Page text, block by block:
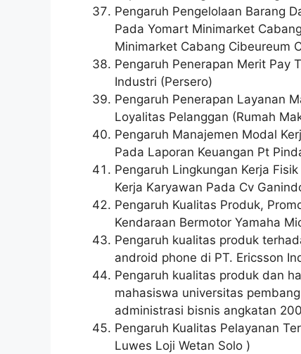
Pengaruh Pengelolaan Barang
Pada Yomart Minimarket
Minimarket Cabang Cibeureum
Pengaruh Penerapan Merit Pay
Industri (Persero)
Pengaruh Penerapan Layanan
Loyalitas Pelanggan (Rumah
Pengaruh Manajemen Modal
Pada Laporan Keuangan Pt
Pengaruh Lingkungan Kerja
Kerja Karyawan Pada Cv
Pengaruh Kualitas Produk,
Kendaraan Bermotor Yamaha
Pengaruh kualitas produk
android phone di PT. Ericsson
Pengaruh kualitas produk dan
mahasiswa universitas
administrasi bisnis angkatan
Pengaruh Kualitas Pelayanan
Luwes Loji Wetan Solo )